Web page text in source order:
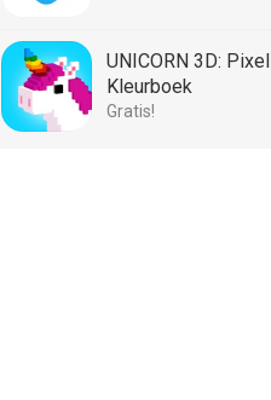
UNICORN 3D: Pixel
Kleurboek
Gratis!